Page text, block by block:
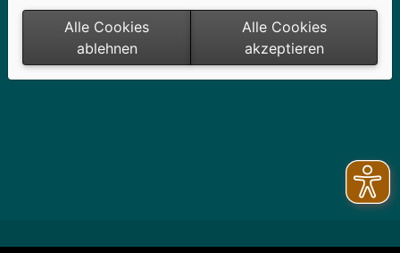
Alle Cookies
ablehnen
Alle Cookies
akzeptieren